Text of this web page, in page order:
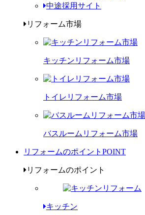
中途採用サイト
リフォーム市場
キッチンリフォーム市場
トイレリフォーム市場
バスルームリフォーム市場
リフォームのポイント POINT
リフォームのポイント
キッチン